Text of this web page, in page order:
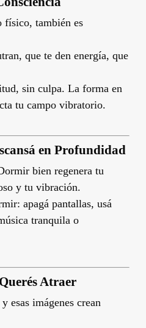
físico, también es
que te den energía, que
sin culpa. La forma en
tu campo vibratorio.
en Profundidad
bien regenera tu
y tu vibración.
apagá pantallas, usá
tranquila o
Atraer
esas imágenes crean